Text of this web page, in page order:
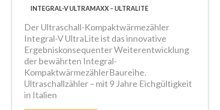
INTEGRAL-V ULTRAMAXX – ULTRALITE
Der Ultraschall-Kompaktwärmezähler
Integral-V UltraLite ist das innovative
Ergebniskonsequenter Weiterentwicklung
der bewährten Integral-
KompaktwärmezählerBaureihe.
Ultraschallzähler – mit 9 Jahre Eichgültigkeit
in Italien